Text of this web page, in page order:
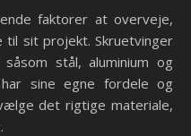
faktorer at overveje,
sit projekt. Skruetvinger
stål, aluminium og
sine egne fordele og
det rigtige materiale,